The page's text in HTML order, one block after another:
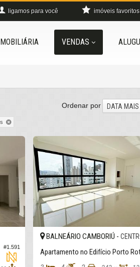
ligamos para você imóveis favoritos
VENDAS
Ordenar por DATA MAIS
#1.591
BALNEÁRIO CAMBORIÚ -